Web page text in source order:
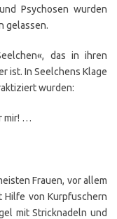
Psychosen wurden
gelassen.
das in ihren
ist. In Seelchens Klage
wurden:
mir! …
Frauen, vor allem
Hilfe von Kurpfuschern
mit Stricknadeln und